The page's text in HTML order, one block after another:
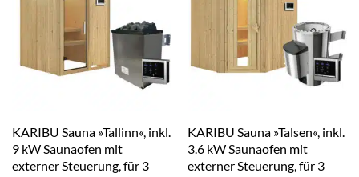
KARIBU Sauna »Tallinn«, inkl.
9 kW Saunaofen mit
externer Steuerung, für 3
KARIBU Sauna »Talsen«, inkl.
3.6 kW Saunaofen mit
externer Steuerung, für 3